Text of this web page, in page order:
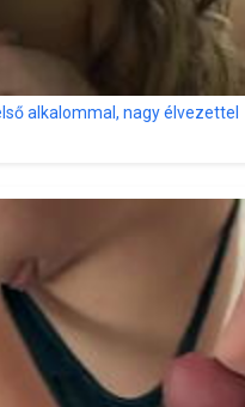
alkalommal, nagy élvezettel